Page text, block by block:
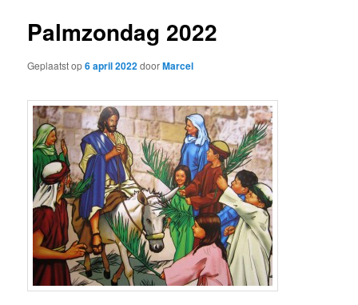
Palmzondag 2022
Geplaatst op6 april 2022doorMarcel